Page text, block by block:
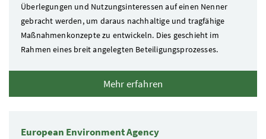
Überlegungen und Nutzungsinteressen auf einen Nenner
gebracht werden, um daraus nachhaltige und tragfähige
Maßnahmenkonzepte zu entwickeln. Dies geschieht im
Rahmen eines breit angelegten Beteiligungsprozesses.
Mehr erfahren
European Environment Agency